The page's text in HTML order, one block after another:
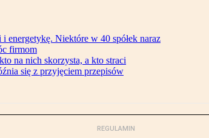
energetykę. Niektóre w 40 spółek naraz
firmom
na nich skorzysta, a kto straci
się z przyjęciem przepisów
REGULAMIN